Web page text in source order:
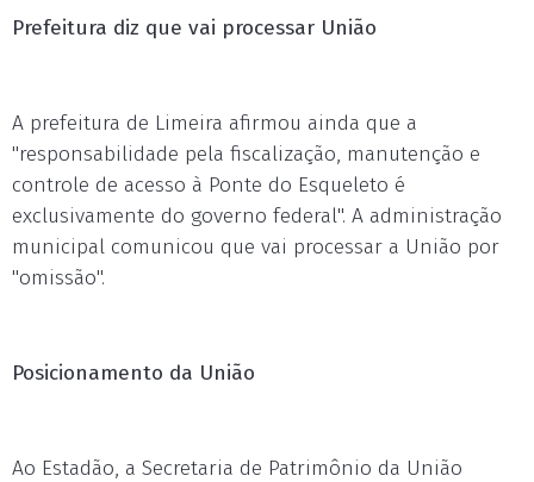
Prefeitura diz que vai processar União
A prefeitura de Limeira afirmou ainda que a
"responsabilidade pela fiscalização, manutenção e
controle de acesso à Ponte do Esqueleto é
exclusivamente do governo federal". A administração
municipal comunicou que vai processar a União por
"omissão".
Posicionamento da União
Ao Estadão, a Secretaria de Patrimônio da União